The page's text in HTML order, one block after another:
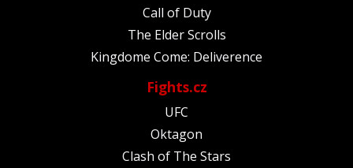
Call of Duty
The Elder Scrolls
Kingdome Come: Deliverence
Fights.cz
UFC
Oktagon
Clash of The Stars